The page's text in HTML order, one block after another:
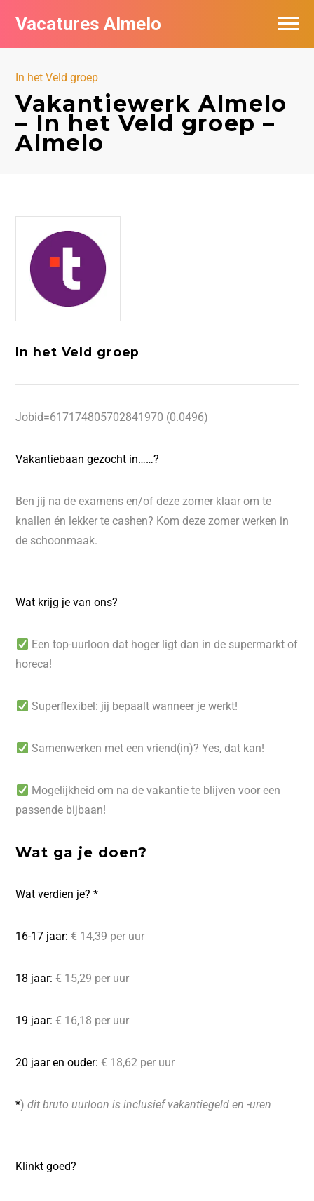
Vacatures Almelo
In het Veld groep
Vakantiewerk Almelo
– In het Veld groep –
Almelo
In het Veld groep
Jobid=617174805702841970 (0.0496)
Vakantiebaan gezocht in……?
Ben jij na de examens en/of deze zomer klaar om te
knallen én lekker te cashen? Kom deze zomer werken in
de schoonmaak.
Wat krijg je van ons?
Een top-uurloon dat hoger ligt dan in de supermarkt of
horeca!
Superflexibel: jij bepaalt wanneer je werkt!
Samenwerken met een vriend(in)? Yes, dat kan!
Mogelijkheid om na de vakantie te blijven voor een
passende bijbaan!
Wat ga je doen?
Wat verdien je? *
16-17 jaar: € 14,39 per uur
18 jaar: € 15,29 per uur
19 jaar: € 16,18 per uur
20 jaar en ouder: € 18,62 per uur
*)dit bruto uurloon is inclusief vakantiegeld en -uren
Klinkt goed?
Vacatures per bedrijf
De populairste vacatures in Almelo
Nieuwsbrief feed